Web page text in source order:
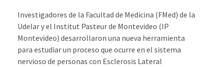
Investigadores de la Facultad de Medicina (FMed) de la
Udelar y el Institut Pasteur de Montevideo (IP
Montevideo) desarrollaron una nueva herramienta
para estudiar un proceso que ocurre en el sistema
nervioso de personas con Esclerosis Lateral